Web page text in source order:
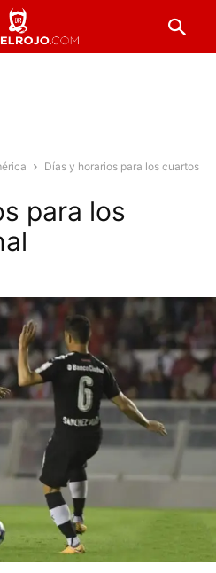
Días y horarios para los cuartos
para los